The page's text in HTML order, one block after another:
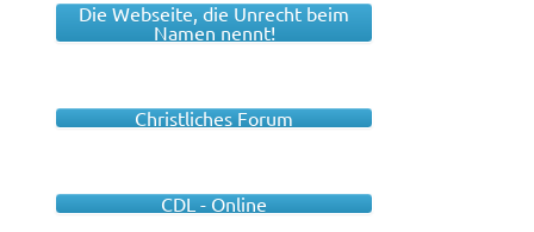
Die Webseite, die Unrecht beim
Namen nennt!
Christliches Forum
CDL - Online